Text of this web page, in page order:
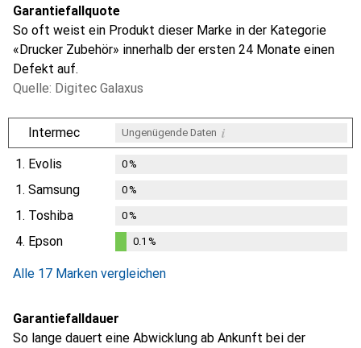
Garantiefallquote
So oft weist ein Produkt dieser Marke in der Kategorie
«Drucker Zubehör» innerhalb der ersten 24 Monate einen
Defekt auf.
Quelle: Digitec Galaxus
Intermec Ungenügende Daten i
1. Evolis 0%
1. Samsung 0%
1. Toshiba 0%
4. Epson 0.1 %
Alle 17 Marken vergleichen
Garantiefalldauer
So lange dauert eine Abwicklung ab Ankunft bei der